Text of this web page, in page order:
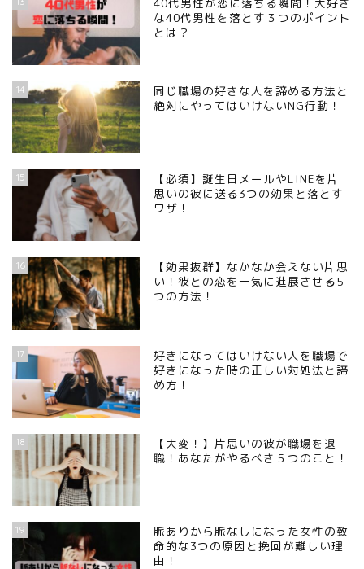
な40代男性を落とす３つのポイント
とは？
14
同じ職場の好きな人を諦める方法と
絶対にやってはいけないNG行動！
15
【必須】誕生日メールやLINEを片
思いの彼に送る3つの効果と落とす
ワザ！
16
【効果抜群】なかなか会えない片思
い！彼との恋を一気に進展させる5
つの方法！
17
好きになってはいけない人を職場で
好きになった時の正しい対処法と諦
め方！
18
【大変！】片思いの彼が職場を退
職！あなたがやるべき５つのこと！
19
脈ありから脈なしになった女性の致
命的な3つの原因と挽回が難しい理
由！